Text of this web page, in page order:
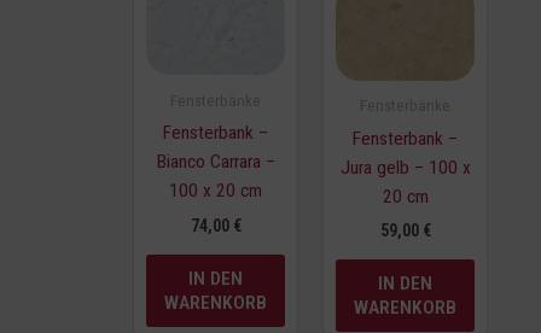
Fensterbank –
Bianco Carrara –
100 x 20 cm
74,00 €
IN DEN
WARENKORB
Fensterbank –
Jura gelb – 100 x
20 cm
59,00 €
IN DEN
WARENKORB